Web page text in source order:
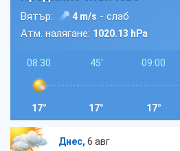
Вятър: 4 m/s - слаб
Атм. налягане: 1020.13 hPa
08:30
17°
45'
17°
09:00
17°
Днес, 6 авг